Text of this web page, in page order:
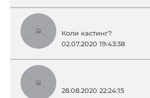
Коли кастинг?
02.07.2020 19:43:38
28.08.2020 22:24:15